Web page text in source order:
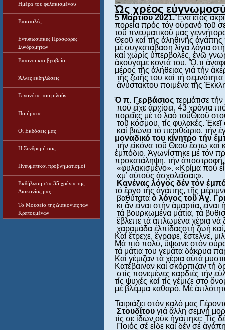
Ημέρα του φυλακισμένου
Επιστολές
Εντυπωσιακές Προσφορές
Συνδρομητών
Επαινοι και βραβεία
Άλλες εκδηλώσεις
Γεγονότα που μιλούν
Ποιήματα
Οι Εκδόσεις μας
Η Συνδρομή σας
Πνευματικοί προβληματισμοί
Εκδήλωση στα 35 χρόνια της
Διακονίας μας
Το Μουσείο της Διακονίας των
Κρατουμένων
Ὡς χρέος
5 Μαρτίου 2021.Ἕνα ἔτος
πορεία πρός τόν οὐρανό τοῦ
τοῦ πνευματικοῦ μας
Θεοῦ καί τῆς ἀληθινῆς
μέ συγκατάβαση λίγα λόγια
καί χωρίς ὑπερβολές, ἐνῶ
ἀκούγαμε κοντά του. Ὅ,τι
μέρος τῆς ἀλήθειας γιά τήν
τῆς ζωῆς του καί τή
ἀνύστακτου ποιμένα τῆς
Ὁ π. Γερβάσιος τερμάτισε
πού εἶχε ἀρχίσει, 43 χρόνια
πορεῖες μέ τό λαό τοῦΘεοῦ
τοῦ κόσμου, τίς φυλακές.
καί βιώνει τό περιθώριο, τήν
μοναδικό του κίνητρο τήν ἔ
τήν εἰκόνα τοῦ Θεοῦ ἔστω
ἐμπόδιο. Ἀγωνίστηκε μέ τόν
προκατάληψη, τήν ἀποστροφή,
«φυλακισμένο». «Κρίμα πού
«μ’ αὐτούς ἀσχολεῖσαι;».
Κανένας λόγος δέν τόν ἐ
τό ἔργο τῆς ἀγάπης, τῆς
βαθύτατα ὁ λόγος τοῦ Ἁγ.
κι ἄν εἶναι στήν ἁμαρτία,
τά βουρκωμένα μάτια, τά
ἔβλεπε τά ἁπλωμένα χέρια νά
χαραμάδα ἐλπίδαςστή ζωή
Καί ἔτρεχε, ἔγραφε, ἔστελνε,
Μά πιό πολύ, ὕψωνε στόν
τά μάτια του γεμάτα δάκρυα
Καί γέμιζαν τά χέρια αὐτά
Κατέβαιναν καί σκόρπιζαν
στίς πονεμένες καρδιές τήν
τίς ψυχές καί τίς γέμιζε στό
μέ βλέμμα καθαρό. Μέ
Ταιριάζει στόν καλό μας
Στουδίτου γιά ἄλλη σεμνή
τίς σε ἰδών οὐκ ἠγάπηκε; Τίς
Ποιός σέ εἶδε καί δέν σέ